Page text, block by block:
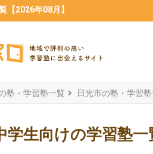
【2026年08月】
塾・学習塾一覧 日光市の塾・学習
学生向けの学習塾一